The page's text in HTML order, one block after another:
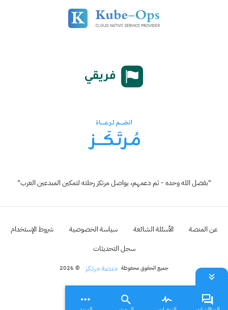
"بفضل الله وحده - ثم دعمهم، يواصل مرتكز رحلته لتمكين المبدعين العرب"
عن المنصة الأسئلة الشائعة سياسة الخصوصية
شروط الإستخدام
سجل التحديثات
جميع الحقوق محفوظة منصة مرتكز © 2026